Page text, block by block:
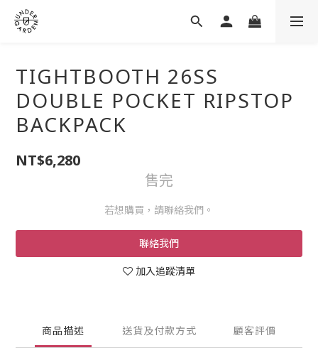
TIGHTBOOTH 26SS
DOUBLE POCKET RIPSTOP
BACKPACK
NT$6,280
售完
若想購買，請聯絡我們。
聯絡我們
加入追蹤清單
商品描述 送貨及付款方式 顧客評價